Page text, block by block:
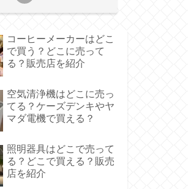
う
コーヒーメーカーはどこ
で買う？どこに売って
る？販売店を紹介
空気清浄機はどこに売っ
てる？ケーズデンキやヤ
マダ電機で買える？
照明器具はどこで売って
る？どこで買える？販売
店を紹介